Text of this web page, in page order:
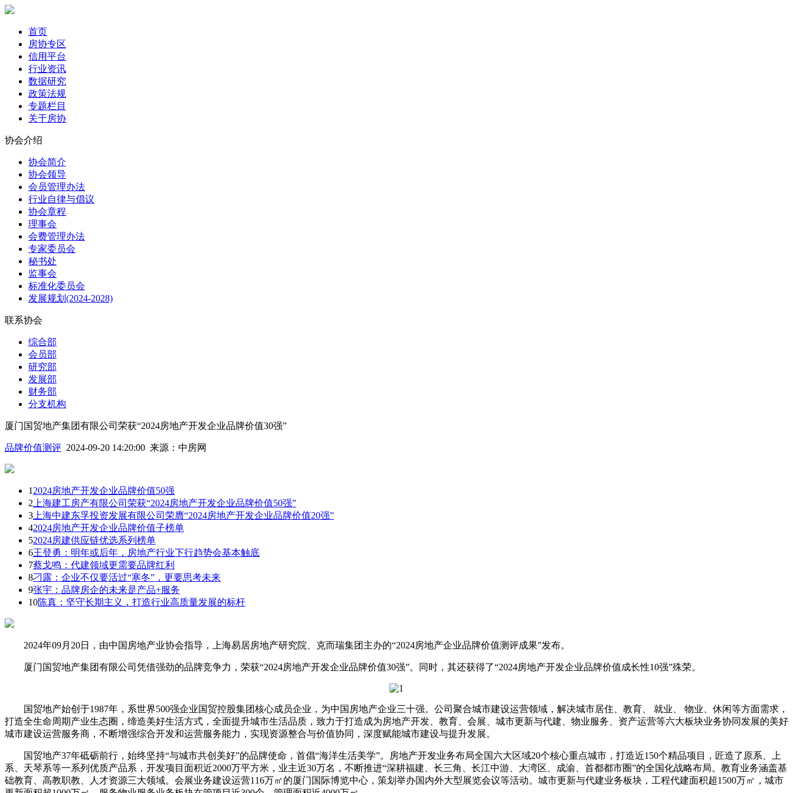
首页
房协专区
信用平台
行业资讯
数据研究
政策法规
专题栏目
关于房协
协会介绍
协会简介
协会领导
会员管理办法
行业自律与倡议
协会章程
理事会
会费管理办法
专家委员会
秘书处
监事会
标准化委员会
发展规划(2024-2028)
联系协会
综合部
会员部
研究部
发展部
财务部
分支机构
厦门国贸地产集团有限公司荣获“2024房地产开发企业品牌价值30强”
品牌价值测评 2024-09-20 14:20:00 来源： 中房网
1 2024房地产开发企业品牌价值50强
2 上海建工房产有限公司荣获“2024房地产开发企业品牌价值50强”
3 上海中建东孚投资发展有限公司荣膺“2024房地产开发企业品牌价值20强”
42024房地产开发企业品牌价值子榜单
52024房建供应链优选系列榜单
6王登勇：明年或后年，房地产行业下行趋势会基本触底
7蔡戈鸣：代建领域更需要品牌红利
8刁露：企业不仅要活过“寒冬”，更要思考未来
9张宇：品牌房企的未来是产品+服务
10陈真：坚守长期主义，打造行业高质量发展的标杆
2024年09月20日，由中国房地产业协会指导，上海易居房地产研究院、克而瑞集团主办的“2024房地产企业品牌价值测评成果”发布。
厦门国贸地产集团有限公司凭借强劲的品牌竞争力，荣获“2024房地产开发企业品牌价值30强”。同时，其还获得了“2024房地产开发企业品牌价值成长性10强”殊荣。
国贸地产始创于1987年，系世界500强企业国贸控股集团核心成员企业，为中国房地产企业三十强。公司聚合城市建设运营领域，解决城市居住、教育、 就业、 物业、休闲等方面需求，
打造全生命周期产业生态圈，缔造美好生活方式，全面提升城市生活品质，致力于打造成为房地产开发、教育、会展、城市更新与代建、物业服务、资产运营等六大板块业务协同发展的美好
城市建设运营服务商，不断增强综合开发和运营服务能力，实现资源整合与价值协同，深度赋能城市建设与提升发展。
国贸地产37年砥砺前行，始终坚持“与城市共创美好”的品牌使命，首倡“海洋生活美学”。房地产开发业务布局全国六大区域20个核心重点城市，打造近150个精品项目，匠造了原系、上
系、天琴系等一系列优质产品系，开发项目面积近2000万平方米，业主近30万名，不断推进“深耕福建、长三角、长江中游、大湾区、成渝、首都都市圈”的全国化战略布局。教育业务涵盖基
础教育、高教职教、人才资源三大领域。会展业务建设运营116万㎡的厦门国际博览中心，策划举办国内外大型展览会议等活动。城市更新与代建业务板块，工程代建面积超1500万㎡，城市